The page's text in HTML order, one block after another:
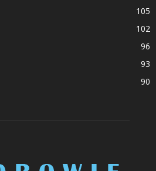
105
102
96
93
90